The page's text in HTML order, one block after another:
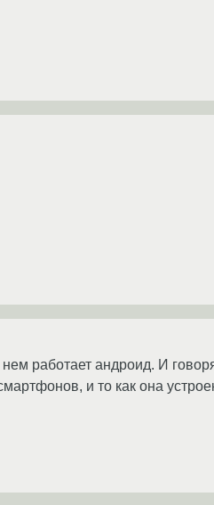
работает андроид. И
и то как она